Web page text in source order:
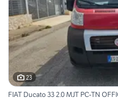
23
FIAT Ducato 33 2.0 MJT PC-TN